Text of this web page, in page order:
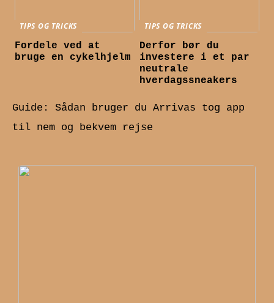
TIPS OG TRICKS
Fordele ved at
bruge en cykelhjelm
TIPS OG TRICKS
Derfor bør du
investere i et par
neutrale
hverdagssneakers
Guide: Sådan bruger du Arrivas tog app
til nem og bekvem rejse